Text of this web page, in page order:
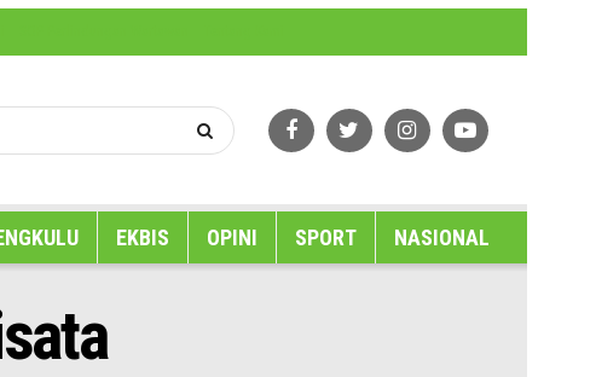
EKBIS OPINI SPORT NASIONAL